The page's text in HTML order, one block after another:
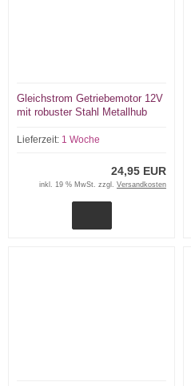
Gleichstrom Getriebemotor 12V
mit robuster Stahl Metallhub
Lieferzeit: 1 Woche
24,95 EUR
inkl. 19 % MwSt. zzgl. Versandkosten